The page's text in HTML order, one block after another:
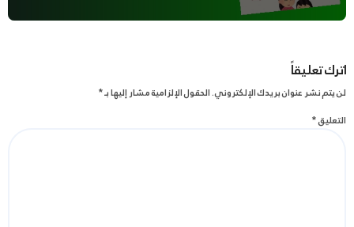
اترك تعليقاً
لن يتم نشر عنوان بريدك الإلكتروني.الحقول الإلزامية مشار إليها بـ*
التعليق*